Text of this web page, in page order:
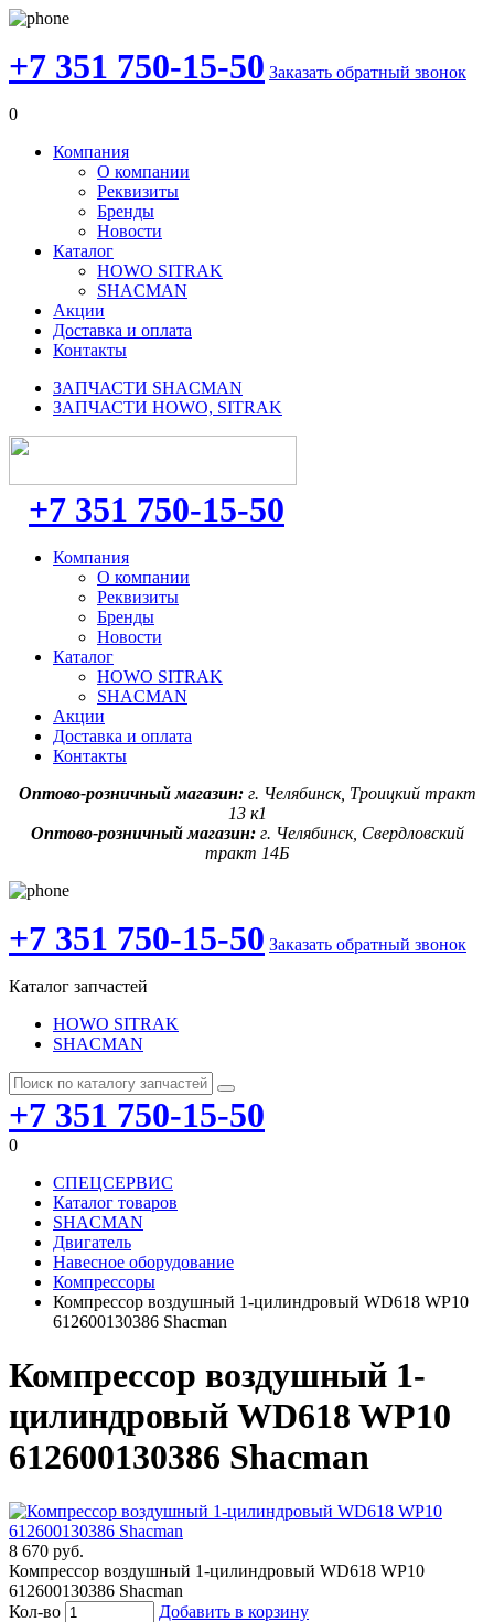
+7 351 750-15-50 Заказать обратный звонок
0
Компания
О компании
Реквизиты
Бренды
Новости
Каталог
HOWO SITRAK
SHACMAN
Акции
Доставка и оплата
Контакты
ЗАПЧАСТИ SHACMAN
ЗАПЧАСТИ HOWO, SITRAK
+7 351 750-15-50
Компания
О компании
Реквизиты
Бренды
Новости
Каталог
HOWO SITRAK
SHACMAN
Акции
Доставка и оплата
Контакты
Оптово-розничный магазин: г. Челябинск, Троицкий тракт
13 к1
Оптово-розничный магазин:г. Челябинск, Свердловский
тракт 14Б
+7 351 750-15-50 Заказать обратный звонок
Каталог запчастей
HOWO SITRAK
SHACMAN
+7 351 750-15-50
0
СПЕЦСЕРВИС
Каталог товаров
SHACMAN
Двигатель
Навесное оборудование
Компрессоры
Компрессор воздушный 1-цилиндровый WD618 WP10
612600130386 Shacman
Компрессор воздушный 1-
цилиндровый WD618 WP10
612600130386 Shacman
8 670 руб.
Компрессор воздушный 1-цилиндровый WD618 WP10
612600130386 Shacman
Кол-во
Добавить в корзину